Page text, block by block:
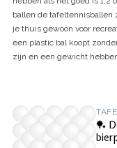
e
.
ballen de
je thuis gewoon voor
een plastic bal koopt
zijn en een gewicht
🏓